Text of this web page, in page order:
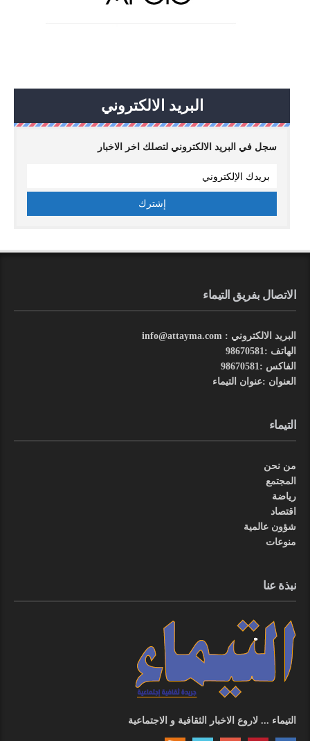
البريد الالكتروني
سجل في البريد الالكتروني لتصلك اخر الاخبار
الاتصال بفريق التيماء
البريد الالكتروني : info@attayma.com
الهاتف :98670581
الفاكس :98670581
العنوان :عنوان التيماء
التيماء
من نحن
المجتمع
رياضة
اقتصاد
شؤون عالمية
منوعات
نبذة عنا
التيماء ... لاروع الاخبار الثقافية و الاجتماعية